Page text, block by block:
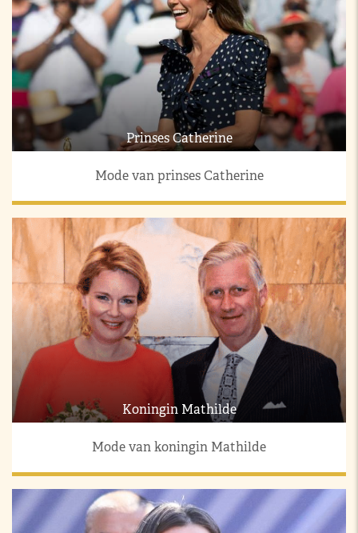
Prinses Catherine
Mode van prinses Catherine
Koningin Mathilde
Mode van koningin Mathilde